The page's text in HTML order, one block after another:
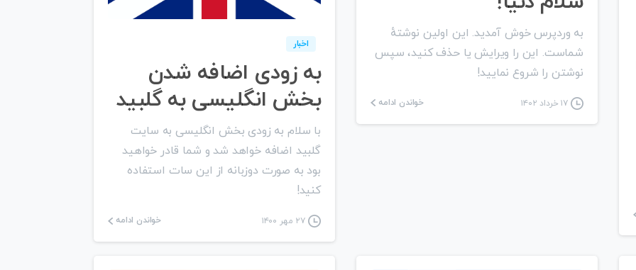
به وردپرس خوش آمدید. این اولین نوشتهٔ
شماست. این را ویرایش یا حذف کنید، سپس
نوشتن را شروع نمایید!
۱۷ خرداد ۱۴۰۲ خواندن ادامه
اخبار
به زودی اضافه شدن
بخش انگلیسی به گلبید
با سلام به زودی بخش انگلیسی به سایت
گلبید اضافه خواهد شد و شما قادر خواهید
بود به صورت دوزبانه از این سات استفاده
کنید!
۲۷ مهر ۱۴۰۰ خواندن ادامه